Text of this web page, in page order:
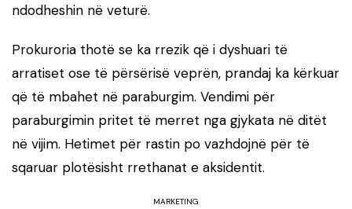
ndodheshin në veturë.
Prokuroria thotë se ka rrezik që i dyshuari të
arratiset ose të përsërisë veprën, prandaj ka kërkuar
që të mbahet në paraburgim. Vendimi për
paraburgimin pritet të merret nga gjykata në ditët
në vijim. Hetimet për rastin po vazhdojnë për të
sqaruar plotësisht rrethanat e aksidentit.
MARKETING